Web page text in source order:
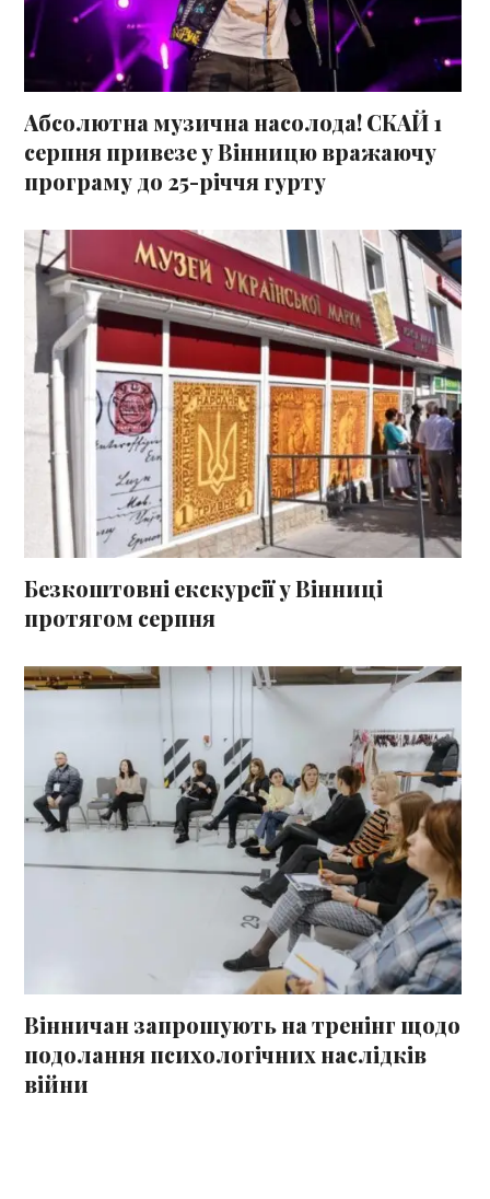
Абсолютна музична насолода! СКАЙ 1
серпня привезе у Вінницю вражаючу
програму до 25-річчя гурту
Безкоштовні екскурсії у Вінниці
протягом серпня
Вінничан запрошують на тренінг щодо
подолання психологічних наслідків
війни